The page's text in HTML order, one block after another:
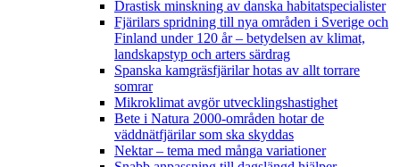
Drastisk minskning av danska habitatspecialister
Fjärilars spridning till nya områden i Sverige och
Finland under 120 år– betydelsen av klimat,
landskapstyp och arters särdrag
Spanska kamgräsfjärilar hotas av allt torrare
somrar
Mikroklimat avgör utvecklingshastighet
Bete i Natura 2000-områden hotar de
väddnätfjärilar som ska skyddas
Nektar – tema med många variationer